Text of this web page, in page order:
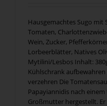
Hausgemachtes Sugo
Tomaten,
Wein, Zucker,
Lorbeerblätter, Natives
Mytilini/Lesbos Inhalt:
Kühlschrank
verzehren Die
Papayiannidis nach
Großmutter hergestellt.